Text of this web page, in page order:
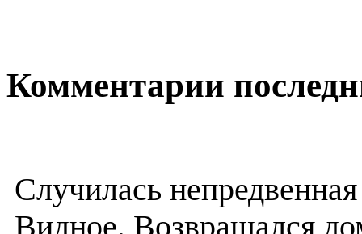
Комментарии
Случилась
Видное. Возвращался